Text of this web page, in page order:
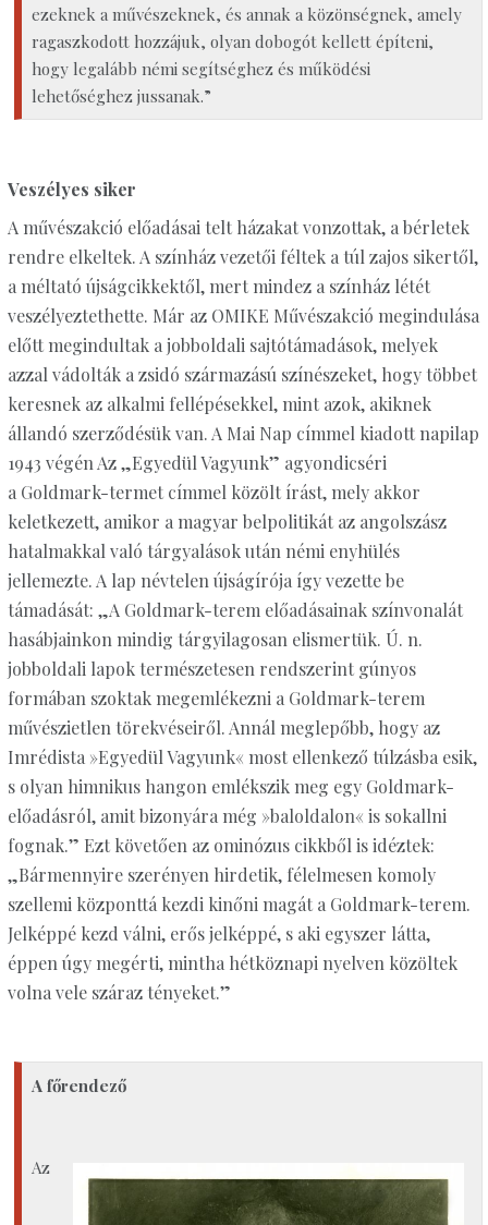
ezeknek a művészeknek, és annak a közönségnek, amely
ragaszkodott hozzájuk, olyan dobogót kellett építeni,
hogy legalább némi segítséghez és működési
lehetőséghez jussanak.”
Veszélyes siker
A művészakció előadásai telt házakat vonzottak, a bérletek
rendre elkeltek. A színház vezetői féltek a túl zajos sikertől,
a méltató újságcikkektől, mert mindez a színház létét
veszélyeztethette. Már az OMIKE Művészakció megindulása
előtt megindultak a jobboldali sajtótámadások, melyek
azzal vádolták a zsidó származású színészeket, hogy többet
keresnek az alkalmi fellépésekkel, mint azok, akiknek
állandó szerződésük van. A Mai Nap címmel kiadott napilap
1943 végén Az „Egyedül Vagyunk” agyondicséri
a Goldmark-termet címmel közölt írást, mely akkor
keletkezett, amikor a magyar belpolitikát az angolszász
hatalmakkal való tárgyalások után némi enyhülés
jellemezte. A lap névtelen újságírója így vezette be
támadását: „A Goldmark-terem előadásainak színvonalát
hasábjainkon mindig tárgyilagosan elismertük. Ú. n.
jobboldali lapok természetesen rendszerint gúnyos
formában szoktak megemlékezni a Goldmark-terem
művészietlen törekvéseiről. Annál meglepőbb, hogy az
Imrédista »Egyedül Vagyunk« most ellenkező túlzásba esik,
s olyan himnikus hangon emlékszik meg egy Goldmark-
előadásról, amit bizonyára még »baloldalon« is sokallni
fognak.” Ezt követően az ominózus cikkből is idéztek:
„Bármennyire szerényen hirdetik, félelmesen komoly
szellemi központtá kezdi kinőni magát a Goldmark-terem.
Jelképpé kezd válni, erős jelképpé, s aki egyszer látta,
éppen úgy megérti, mintha hétköznapi nyelven közöltek
volna vele száraz tényeket.”
A főrendező
Az